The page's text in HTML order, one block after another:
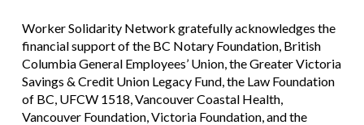
Worker Solidarity Network gratefully acknowledges the
financial support of the BC Notary Foundation, British
Columbia General Employees’ Union, the Greater Victoria
Savings & Credit Union Legacy Fund, the Law Foundation
of BC, UFCW 1518, Vancouver Coastal Health,
Vancouver Foundation, Victoria Foundation, and the